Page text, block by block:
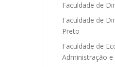
Faculdade de
Faculdade de
Preto
Faculdade de
Administração e